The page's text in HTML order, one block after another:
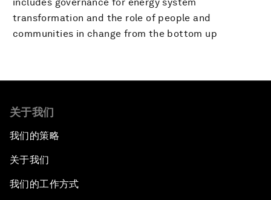
transformation and the role of people and
communities in change from the bottom up
关于我们
我们的策略
关于我们
我们的工作方式